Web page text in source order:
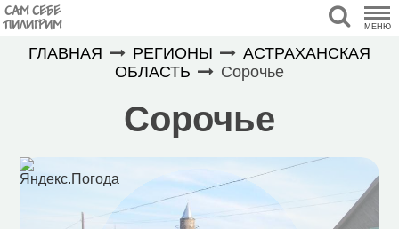
САМ СЕБЕ
ПИЛИГРИМ МЕНЮ
ГЛАВНАЯ РЕГИОНЫ
АСТРАХАНСКАЯ
ОБЛАСТЬ
Сорочье
Сорочье